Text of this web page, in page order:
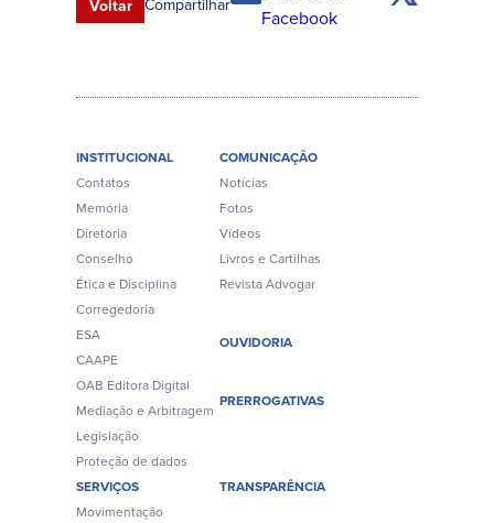
Voltar Compartilhar
INSTITUCIONAL
Contatos
Memória
Diretoria
Conselho
Ética e Disciplina
Corregedoria
ESA
CAAPE
OAB Editora Digital
Mediação e Arbitragem
Legislação
Proteção de dados
COMUNICAÇÃO
Notícias
Fotos
Vídeos
Livros e Cartilhas
Revista Advogar
OUVIDORIA
PRERROGATIVAS
SERVIÇOS
Movimentação
TRANSPARÊNCIA